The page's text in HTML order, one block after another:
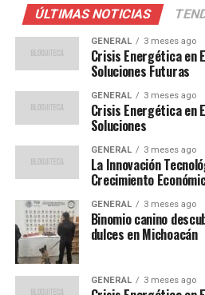
Para el enfrentamiento en
casi toda su plantilla disponible.
vistió la camiseta del Alavés la
única baja confirmada. Adams y
sus lesiones, están listos para
convocatoria de 24 jugadores.
decisión de qué sistema táctico
haber optado por una defensa
carrileros contra el Elche.
Vlachodimos en la portería es
mantiene en el aire.
Desafíos Históricos
Estadísticas
ÚLTIMAS NOTICIAS
GENERAL 3 meses ago
Crisis Energética en
Soluciones Futuras
GENERAL 3 meses ago
Crisis Energética en
Soluciones
GENERAL 3 meses ago
La Innovación
Crecimiento
GENERAL 3 meses ago
Binomio canino
dulces en Michoacán
GENERAL 3 meses ago